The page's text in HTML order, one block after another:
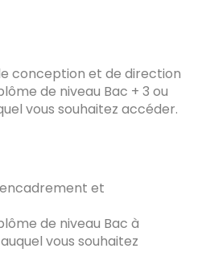
conception et de direction
de niveau Bac + 3 ou
vous souhaitez accéder.
et
de niveau Bac à
vous souhaitez